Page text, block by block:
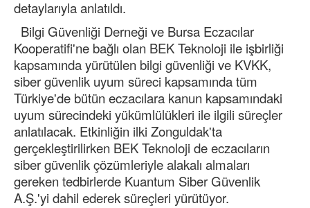
detaylarıyla anlatıldı.
Bilgi Güvenliği Derneği ve Bursa Eczacılar
Kooperatifi'ne bağlı olan BEK Teknoloji ile işbirliği
kapsamında yürütülen bilgi güvenliği ve KVKK,
siber güvenlik uyum süreci kapsamında tüm
Türkiye'de bütün eczacılara kanun kapsamındaki
uyum sürecindeki yükümlülükleri ile ilgili süreçler
anlatılacak. Etkinliğin ilki Zonguldak'ta
gerçekleştirilirken BEK Teknoloji de eczacıların
siber güvenlik çözümleriyle alakalı almaları
gereken tedbirlerde Kuantum Siber Güvenlik
A.Ş.'yi dahil ederek süreçleri yürütüyor.